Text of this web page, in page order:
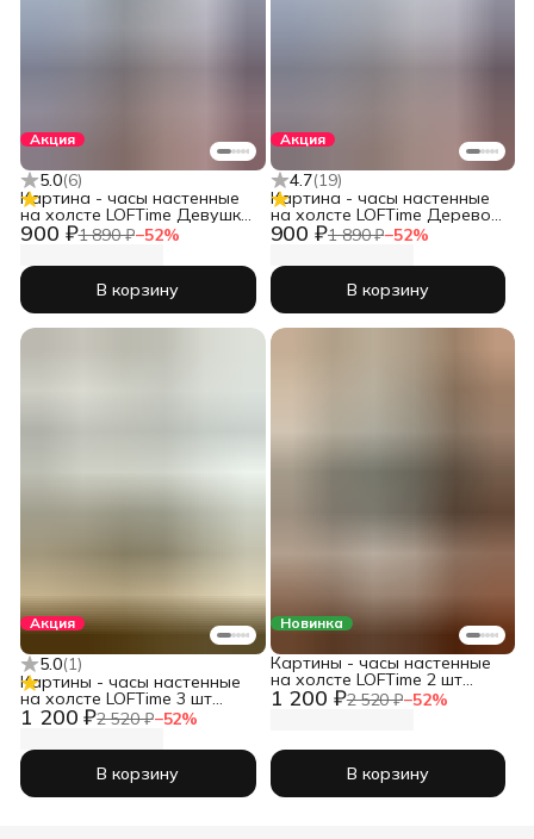
Акция
5.0(6)
900 ₽1 890 ₽−52%
Картина - часы настенные
на холсте LOFTime Девушка
черн зол Ч-656-3555
В корзину
Акция
4.7(19)
900 ₽1 890 ₽−52%
Картина - часы настенные
на холсте LOFTime Дерево
3D Ч-653-3555
В корзину
Акция
5.0(1)
1 200 ₽2 520 ₽−52%
Картины - часы настенные
на холсте LOFTime 3 шт
30Х30 ТРАВЫ ПРОВАНС
Ч-634-3030
В корзину
Новинка
1 200 ₽2 520 ₽−52%
Картины - часы настенные
на холсте LOFTime 2 шт
Абстракция 3D чер зол
Ч-837-3040
В корзину